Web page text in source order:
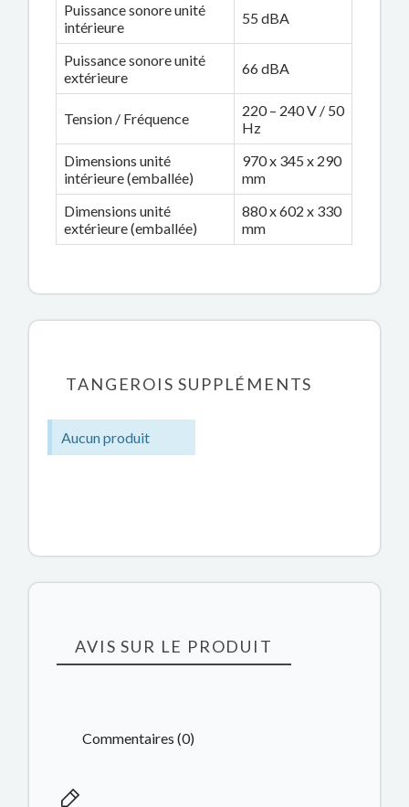
Puissance sonore unité
intérieure
55 dBA
Puissance sonore unité
extérieure
66 dBA
Tension / Fréquence
220 – 240 V / 50
Hz
Dimensions unité
intérieure (emballée)
970 x 345 x 290
mm
Dimensions unité
extérieure (emballée)
880 x 602 x 330
mm
TANGEROIS SUPPLÉMENTS
Aucun produit
AVIS SUR LE PRODUIT
Commentaires (0)